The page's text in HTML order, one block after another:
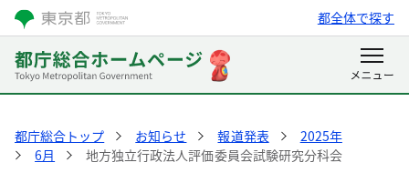
都全体で探す
都庁総合トップ お知らせ 報道発表
2025年
6月
地方独立行政法人評価委員会試験研究分科会